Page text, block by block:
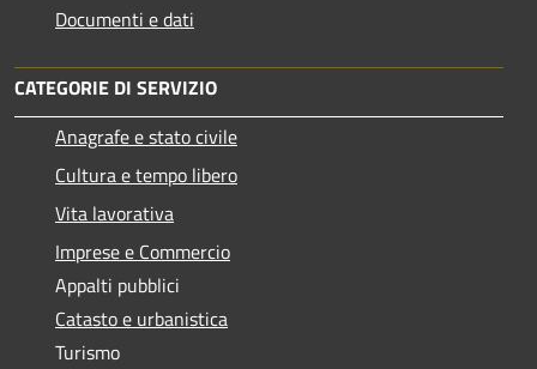
Documenti e dati
CATEGORIE DI SERVIZIO
Anagrafe e stato civile
Cultura e tempo libero
Vita lavorativa
Imprese e Commercio
Appalti pubblici
Catasto e urbanistica
Turismo